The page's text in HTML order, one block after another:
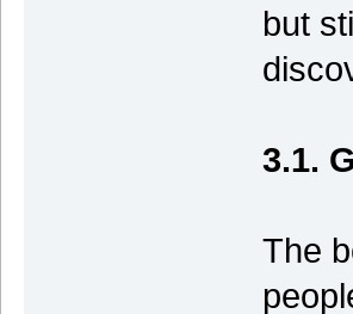
but
3.1.
The